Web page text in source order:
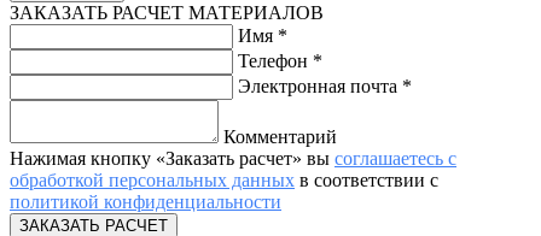
ЗАКАЗАТЬ РАСЧЕТ МАТЕРИАЛОВ
Имя *
Телефон *
Электронная почта *
Комментарий
Нажимая кнопку «Заказать расчет» вы соглашаетесь с
обработкой персональных данных в соответствии с
политикой конфиденциальности